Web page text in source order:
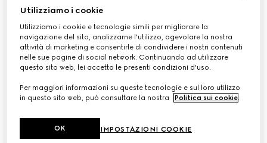
Occhiale cat-eye
CHF 515
Variantenero
Utilizziamo i cookie
Utilizziamo i cookie e tecnologie simili per migliorare la
navigazione del sito, analizzarne l'utilizzo, agevolare la nostra
attività di marketing e consentirle di condividere i nostri contenuti
nelle sue pagine di social network. Continuando ad utilizzare
questo sito web, lei accetta le presenti condizioni d'uso.
Per maggiori informazioni su queste tecnologie e sul loro utilizzo
in questo sito web, può consultare la nostra
Politica sui cookie.
IMPOSTAZIONI COOKIE
OK